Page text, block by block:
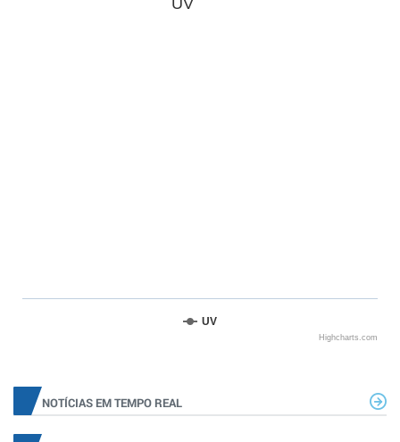
UV
UV
Highcharts.com
NOTÍCIAS EM TEMPO REAL